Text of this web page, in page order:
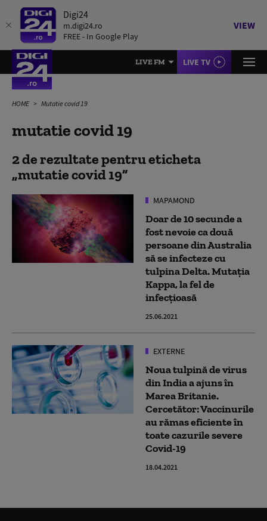
Digi24
m.digi24.ro
FREE - In Google Play
VIEW
LIVE FM LIVE TV
HOME Mutatie covid 19
mutatie covid 19
2 de rezultate pentru eticheta
mutatie covid 19
MAPAMOND
Doar de 10 secunde a
fost nevoie ca două
persoane din Australia
să se infecteze cu
tulpina Delta. Mutația
Kappa, la fel de
infecțioasă
25.06.2021
EXTERNE
Noua tulpină de virus
din India a ajuns în
Marea Britanie.
Cercetător: Vaccinurile
au rămas eficiente în
toate cazurile severe
Covid-19
18.04.2021